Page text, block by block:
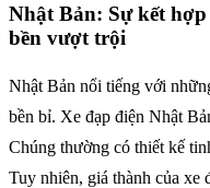
Nhật Bản: Sự kết
bền vượt trội
Nhật Bản nổi tiếng với
bền bỉ. Xe đạp điện Nhật
Chúng thường có thiết kế
Tuy nhiên, giá thành của xe